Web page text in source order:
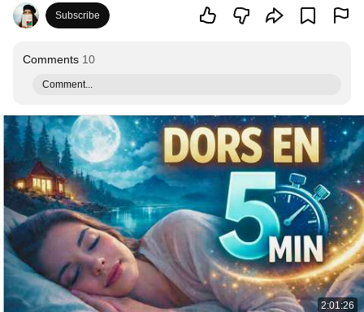
Subscribe
Comments 10
Comment...
2:01:26